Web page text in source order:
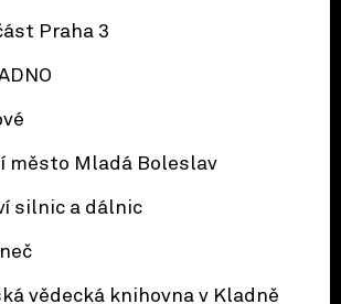
Praha 3
Mladá Boleslav
silnic a dálnic
vědecká knihovna v Kladně